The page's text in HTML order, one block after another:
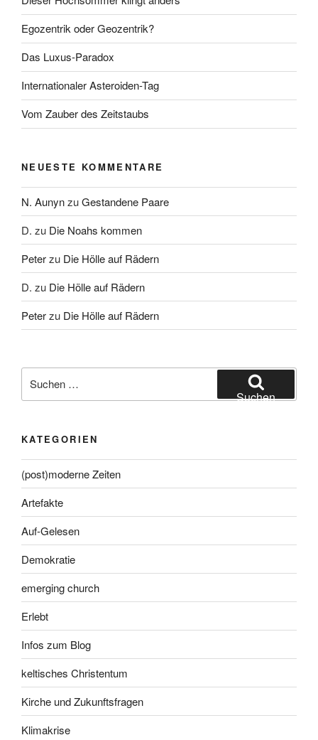
Egozentrik oder Geozentrik?
Das Luxus-Paradox
Internationaler Asteroiden-Tag
Vom Zauber des Zeitstaubs
NEUESTE KOMMENTARE
N. AunynzuGestandene Paare
D. zu Die Noahs kommen
Peterzu Die Hölle auf Rädern
D. zu Die Hölle auf Rädern
Peterzu Die Hölle auf Rädern
nach:
Suchen
KATEGORIEN
(post)moderne Zeiten
Artefakte
Auf-Gelesen
Demokratie
emerging church
Erlebt
Infos zum Blog
keltisches Christentum
Kirche und Zukunftsfragen
Klimakrise